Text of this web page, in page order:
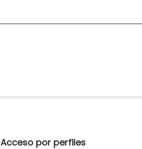
Acceso por perfiles